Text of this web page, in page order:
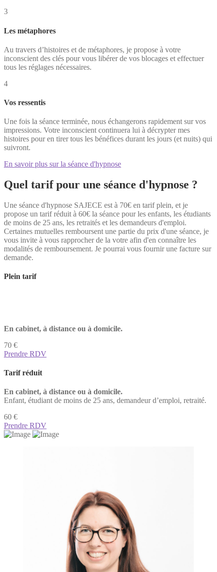
3
Les métaphores
Au travers d’histoires et de métaphores, je propose à votre
inconscient des clés pour vous libérer de vos blocages et effectuer
tous les réglages nécessaires.
4
Vos ressentis
Une fois la séance terminée, nous échangerons rapidement sur vos
impressions. Votre inconscient continuera lui à décrypter mes
histoires pour en tirer tous les bénéfices durant les jours (et nuits) qui
suivront.
En savoir plus sur la séance d'hypnose
Quel tarif pour une séance d'hypnose ?
Une séance d'hypnose SAJECE est à 70€ en tarif plein, et je
propose un tarif réduit à 60€ la séance pour les enfants, les étudiants
de moins de 25 ans, les retraités et les demandeurs d'emploi.
Certaines mutuelles remboursent une partie du prix d'une séance, je
vous invite à vous rapprocher de la votre afin d'en connaître les
modalités de remboursement. Je pourrai vous fournir une facture sur
demande.
Plein tarif
En cabinet, à distance ou à domicile.
70 €
Prendre RDV
Tarif réduit
En cabinet, à distance ou à domicile.
Enfant, étudiant de moins de 25 ans, demandeur d’emploi, retraité.
60 €
Prendre RDV